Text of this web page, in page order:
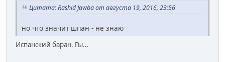
Цитата: Rashid Jawba от августа 19, 2016, 23:56
но что значит шпан - не знаю
Испанский баран. Гы...